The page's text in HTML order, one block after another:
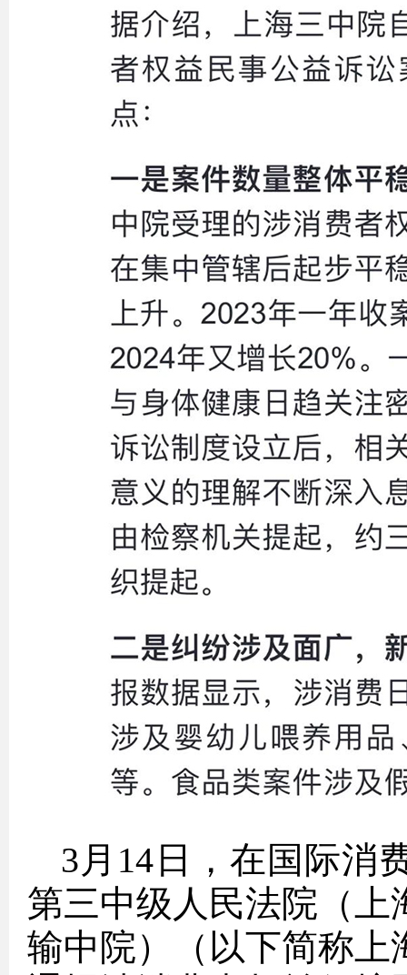
3月14日，在国际消
第三中级人民法院（
输中院）（以下简称上